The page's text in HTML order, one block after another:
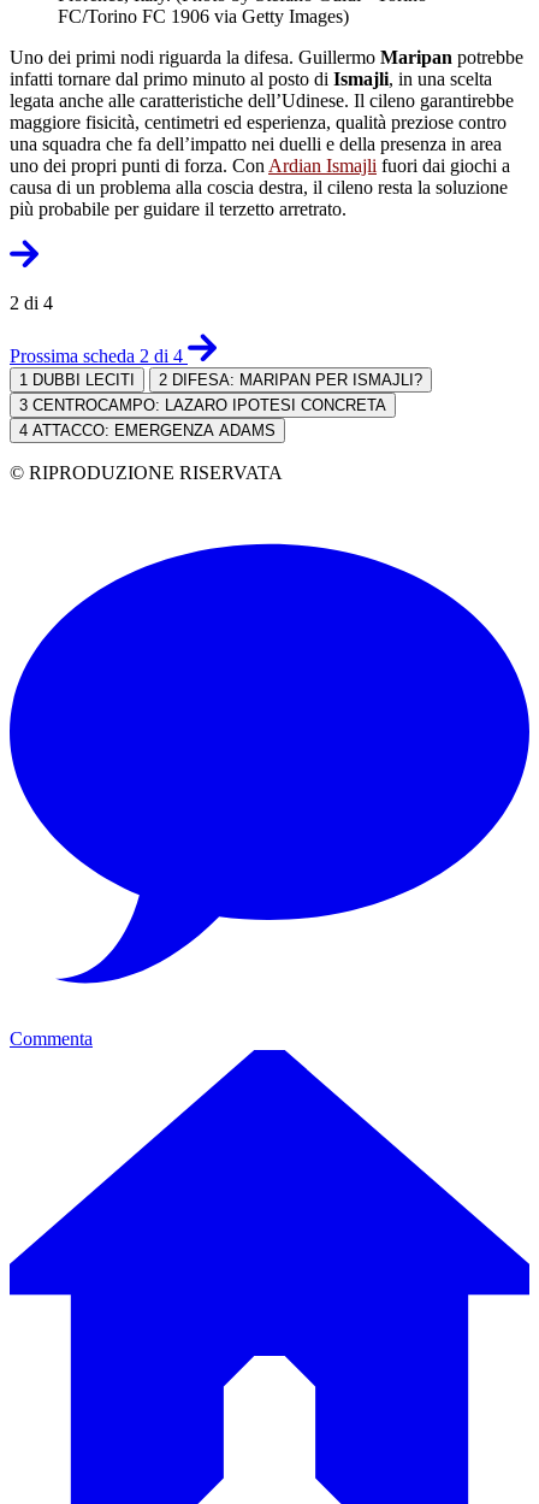
FC/Torino FC 1906 via Getty Images)
Uno dei primi nodi riguarda la difesa. Guillermo Maripan potrebbe
infatti tornare dal primo minuto al posto di Ismajli, in una scelta
legata anche alle caratteristiche dell’Udinese. Il cileno garantirebbe
maggiore fisicità, centimetri ed esperienza, qualità preziose contro
una squadra che fa dell’impatto nei duelli e della presenza in area
uno dei propri punti di forza. Con Ardian Ismajli fuori dai giochi a
causa di un problema alla coscia destra, il cileno resta la soluzione
più probabile per guidare il terzetto arretrato.
2 di 4
Prossima scheda 2 di 4
1 DUBBI LECITI 2 DIFESA: MARIPAN PER ISMAJLI?
3 CENTROCAMPO: LAZARO IPOTESI CONCRETA
4 ATTACCO: EMERGENZA ADAMS
© RIPRODUZIONE RISERVATA
Commenta